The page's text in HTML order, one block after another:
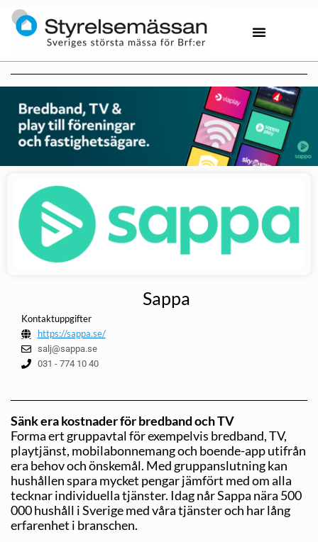
Sappa
Kontaktuppgifter
https://sappa.se/
salj@sappa.se
031 - 774 10 40
Sänk era kostnader för bredband och TV
Forma ert gruppavtal för exempelvis bredband, TV,
playtjänst, mobilabonnemang och boende-app utifrån
era behov och önskemål. Med gruppanslutning kan
hushållen spara mycket pengar jämfört med om alla
tecknar individuella tjänster. Idag når Sappa nära 500
000 hushåll i Sverige med våra tjänster och har lång
erfarenhet i branschen.